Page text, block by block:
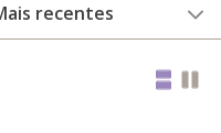
recentes